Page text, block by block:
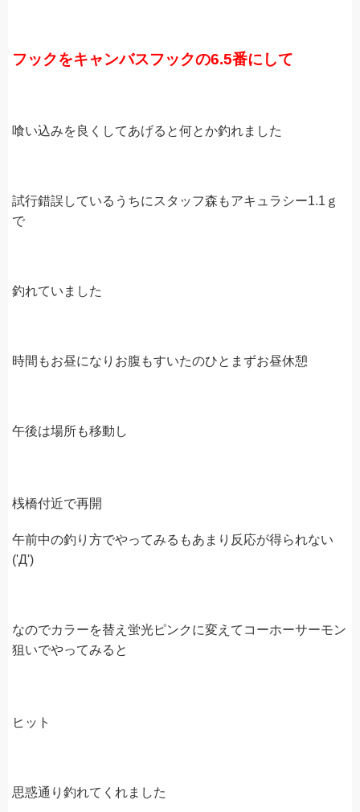
フックをキャンバスフックの6.5番にして
喰い込みを良くしてあげると何とか釣れました
試行錯誤しているうちにスタッフ森もアキュラシー1.1ｇ
で
釣れていました
時間もお昼になりお腹もすいたのひとまずお昼休憩
午後は場所も移動し
桟橋付近で再開
午前中の釣り方でやってみるもあまり反応が得られない
('Д')
なのでカラーを替え蛍光ピンクに変えてコーホーサーモン
狙いでやってみると
ヒット
思惑通り釣れてくれました